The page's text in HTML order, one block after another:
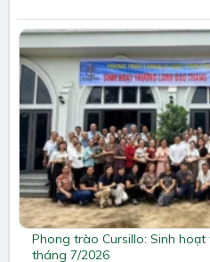
Phong trào Cursillo: Sinh
tháng 7/2026